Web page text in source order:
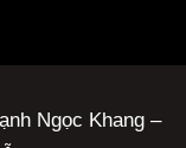
Ngọc Khang –